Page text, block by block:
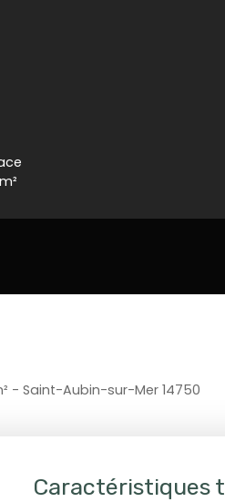
m²
- Saint-Aubin-sur-Mer 14750
Caractéristiques